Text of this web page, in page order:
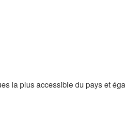
la plus accessible du pays et